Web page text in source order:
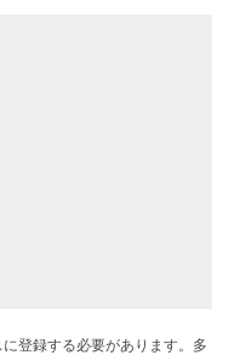
登録する必要があります。多